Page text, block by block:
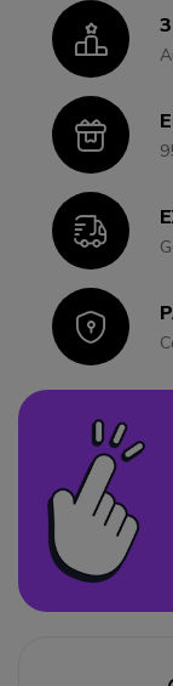
Icon
Icon
Icon
Icon